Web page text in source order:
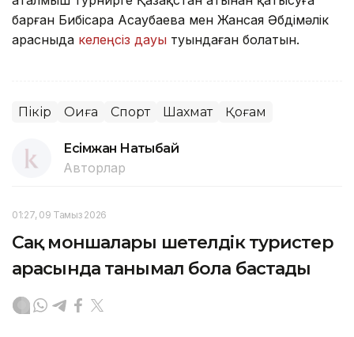
барған Бибісара Асаубаева мен Жансая Әбдімәлік
арасныда келеңсіз дауы туындаған болатын.
Пікір Оқиға Спорт Шахмат Қоғам
Есімжан Нақтыбай
Авторлар
01:27, 09 Тамыз 2026
Сақ моншалары шетелдік туристер
арасында танымал бола бастады